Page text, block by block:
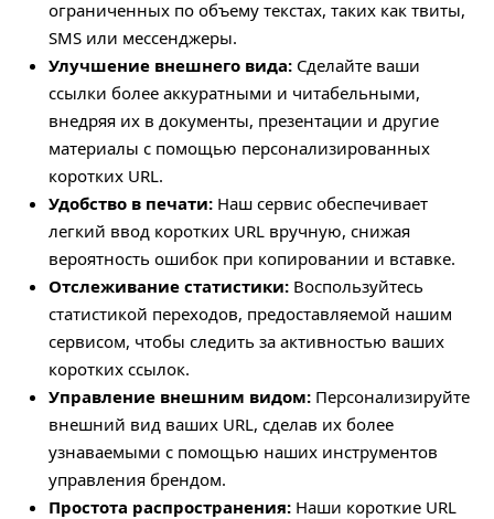
ограниченных по объему текстах, таких как твиты,
SMS или мессенджеры.
Улучшение внешнего вида: Сделайте ваши
ссылки более аккуратными и читабельными,
внедряя их в документы, презентации и другие
материалы с помощью персонализированных
коротких URL.
Удобство в печати: Наш сервис обеспечивает
легкий ввод коротких URL вручную, снижая
вероятность ошибок при копировании и вставке.
Отслеживание статистики: Воспользуйтесь
статистикой переходов, предоставляемой нашим
сервисом, чтобы следить за активностью ваших
коротких ссылок.
Управление внешним видом: Персонализируйте
внешний вид ваших URL, сделав их более
узнаваемыми с помощью наших инструментов
управления брендом.
Простота распространения: Наши короткие URL